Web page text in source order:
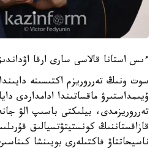
ءىس استانا قالاسى سارى ارقا
سوت ونىڭ تەرروريزم اكتىسىنە
ۇيىمداستىرۋ ماقساتىندا ادامداردى
تەرروريزمدى، بيلىكتى باسىپ الۋ
قازاقستاننىڭ كونستيتۋتسيالىق
ناسيحاتتاۋ فاكتىلەرى بويىنشا